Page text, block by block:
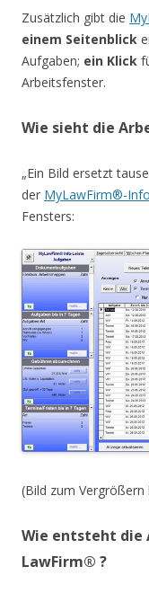
Zusätzlich gibt die
einem Seitenblick
Aufgaben; ein Klick
Arbeitsfenster.
Wie sieht die
„Ein Bild ersetzt
der MyLawFirm®-
Fensters:
(Bild zum Vergrößern
Wie entsteht die
LawFirm® ?